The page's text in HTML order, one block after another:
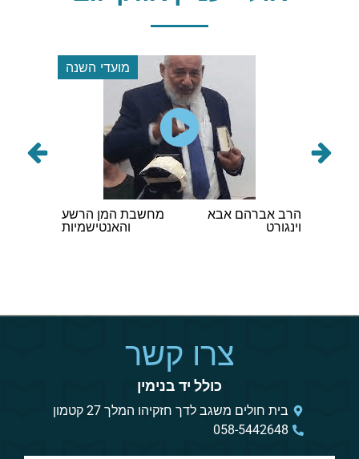
מועדי השנה
הרב אברהם אבא
וינגורט
מחשבת המן הרשע
והאנטישמיות
צרו קשר
כולל יד בנימין
בית חולים משגב לדך חזקיהו המלך 27 קטמון
058-5442648